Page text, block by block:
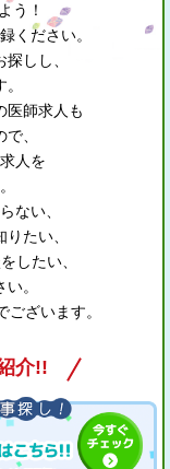
う！
ください。
しし、
医師求人も
、
人を
ない、
たい、
したい、
。
ざいます。
介!!